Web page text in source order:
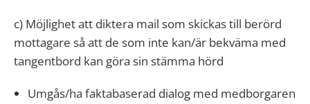
c) Möjlighet att diktera mail som skickas till berörd
mottagare så att de som inte kan/är bekväma med
tangentbord kan göra sin stämma hörd
Umgås/ha faktabaserad dialog med medborgaren